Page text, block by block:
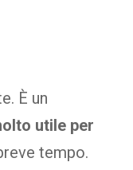
È un
utile per
tempo.